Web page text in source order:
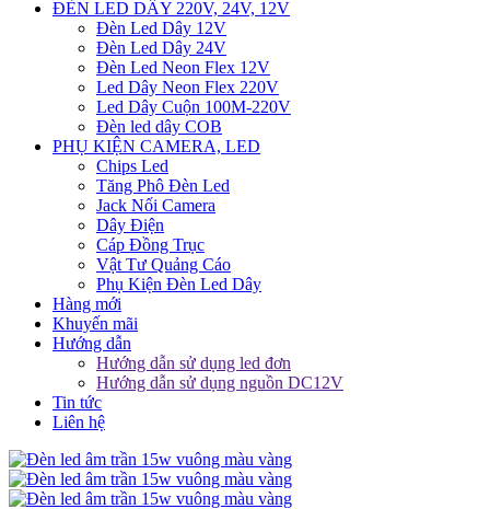
ĐÈN LED DÂY 220V, 24V, 12V
Đèn Led Dây 12V
Đèn Led Dây 24V
Đèn Led Neon Flex 12V
Led Dây Neon Flex 220V
Led Dây Cuộn 100M-220V
Đèn led dây COB
PHỤ KIỆN CAMERA, LED
Chips Led
Tăng Phô Đèn Led
Jack Nối Camera
Dây Điện
Cáp Đồng Trục
Vật Tư Quảng Cáo
Phụ Kiện Đèn Led Dây
Hàng mới
Khuyến mãi
Hướng dẫn
Hướng dẫn sử dụng led đơn
Hướng dẫn sử dụng nguồn DC12V
Tin tức
Liên hệ